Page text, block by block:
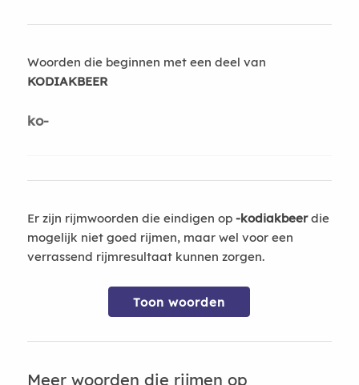
Woorden die beginnen met een deel van
KODIAKBEER
ko-
Er zijn rijmwoorden die eindigen op -kodiakbeerdie
mogelijk niet goed rijmen, maar wel voor een
verrassend rijmresultaat kunnen zorgen.
Toon woorden
Meer woorden die rijmen op